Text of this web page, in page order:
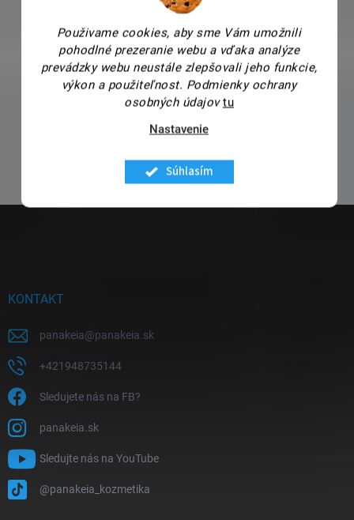
Použivame cookies, aby sme Vám umožnili
pohodlné prezeranie webu a vďaka analýze
prevádzky webu neustále zlepšovali jeho funkcie,
výkon a použiteľnost. Podmienky ochrany
osobných údajov tu
Nastavenie
Súhlasím
KONTAKT
panakeia@panakeia.sk
+421948735144
Sledujete nás na FB?
panakeia.sk
Sledujte nás na YouTube
@panakeia_kozmetika